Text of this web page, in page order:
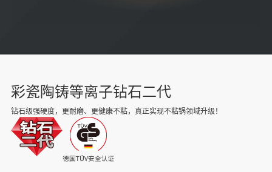
彩瓷陶铸等离子钻石二代
钻石级强硬度，更耐磨、更健康不粘，真正实现不粘锅领域升级！